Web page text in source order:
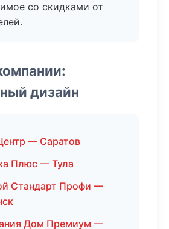
со скидками от
дизайн
— Саратов
Плюс — Тула
Стандарт Профи —
Дом Премиум —